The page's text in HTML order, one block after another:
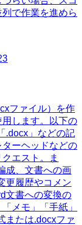
で作業を進めら
ファイル）を作
します。以下の
.docx」などの記
ーヘッドなどの
エスト。ま
成、文書への画
更履歴やコメン
文書への変換の
メモ」「手紙」
または.docxファ